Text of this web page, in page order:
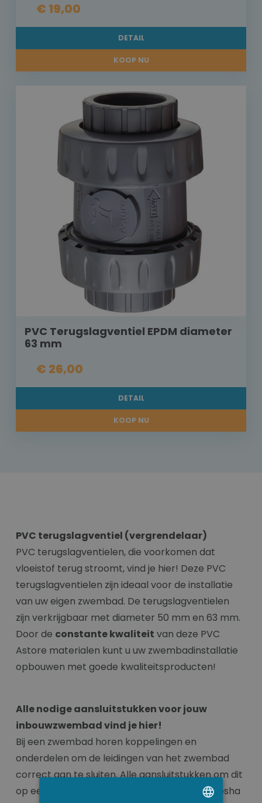
€ 19,00
DETAIL
KOOP NU
PVC Terugslagventiel EPDM diameter
63 mm
€ 26,00
DETAIL
KOOP NU
PVC terugslagventiel (vergrendelaar)
PVC terugslagventielen, die voorkomen dat
vloeistof terug stroomt, vind je hier! Deze PVC
terugslagventielen zijn ideaal voor de installatie
van uw eigen zwembad. De terugslagventielen
zijn verkrijgbaar met diameter 50 mm en 63 mm.
Door de constante kwaliteit van deze PVC
Astore materialen kunt u uw zwembadinstallatie
opbouwen met goede kwaliteitsproducten!
Alle nodige aansluitstukken voor jouw
inbouwzwembad vind je hier!
Bij een zwembad horen koppelingen en
onderdelen om de leidingen van het zwembad
correct aan te sluiten. Alle aansluitstukken om dit
op een correcte manier te doen kan je bij Stesha